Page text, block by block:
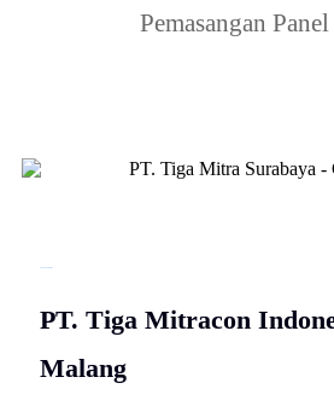
Pemasangan
PT. Tiga Mitracon
Malang